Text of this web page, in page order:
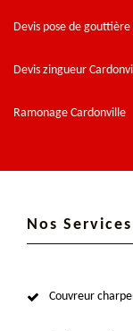
Devis pose de
Devis zingueur
Ramonage Cardonville
Nos Services
Couvreur